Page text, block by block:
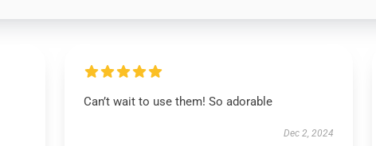
Can’t wait to use them! So adorable
Dec 2, 2024